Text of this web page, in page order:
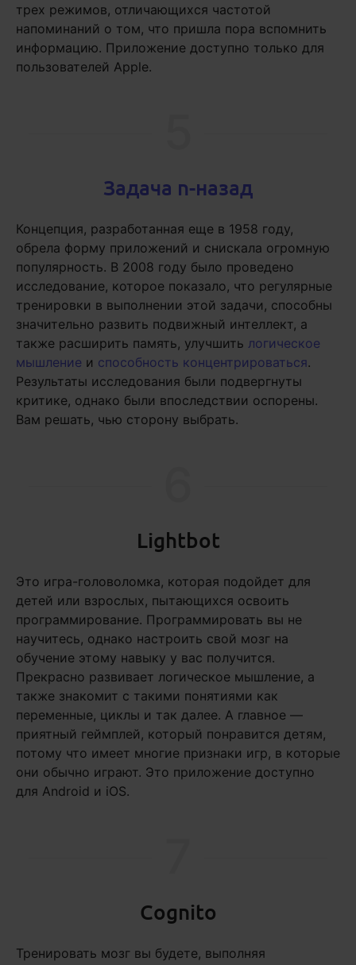
трех режимов, отличающихся частотой
напоминаний о том, что пришла пора вспомнить
информацию. Приложение доступно только для
пользователей Apple.
Задача n-назад
Концепция, разработанная еще в 1958 году,
обрела форму приложений и снискала огромную
популярность. В 2008 году было проведено
исследование, которое показало, что регулярные
тренировки в выполнении этой задачи, способны
значительно развить подвижный интеллект, а
также расширить память, улучшить логическое
мышление и способность концентрироваться.
Результаты исследования были подвергнуты
критике, однако были впоследствии оспорены.
Вам решать, чью сторону выбрать.
Lightbot
Это игра-головоломка, которая подойдет для
детей или взрослых, пытающихся освоить
программирование. Программировать вы не
научитесь, однако настроить свой мозг на
обучение этому навыку у вас получится.
Прекрасно развивает логическое мышление, а
также знакомит с такими понятиями как
переменные, циклы и так далее. А главное —
приятный геймплей, который понравится детям,
потому что имеет многие признаки игр, в которые
они обычно играют. Это приложение доступно
для Android и iOS.
Cognito
Тренировать мозг вы будете, выполняя